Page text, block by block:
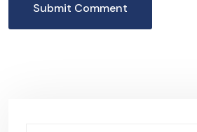
Submit Comment